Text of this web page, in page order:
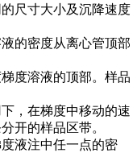
尺寸大小及沉降速度
的密度从离心管顶部
度溶液的顶部。样品
，在梯度中移动的速
开的样品区带。
液注中任一点的密